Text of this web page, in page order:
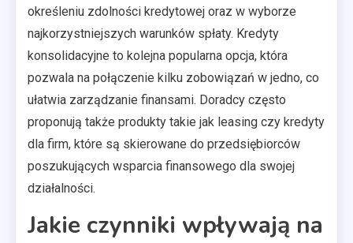
określeniu zdolności kredytowej oraz w wyborze
najkorzystniejszych warunków spłaty. Kredyty
konsolidacyjne to kolejna popularna opcja, która
pozwala na połączenie kilku zobowiązań w jedno, co
ułatwia zarządzanie finansami. Doradcy często
proponują także produkty takie jak leasing czy kredyty
dla firm, które są skierowane do przedsiębiorców
poszukujących wsparcia finansowego dla swojej
działalności.
Jakie czynniki wpływają na